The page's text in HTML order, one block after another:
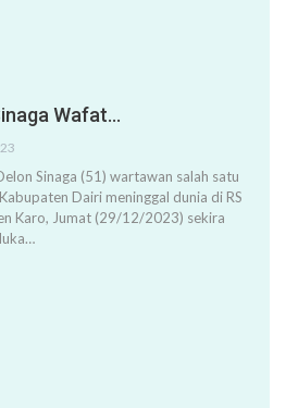
Wafat…
Sinaga (51) wartawan salah satu
Dairi meninggal dunia di RS
Karo, Jumat (29/12/2023) sekira